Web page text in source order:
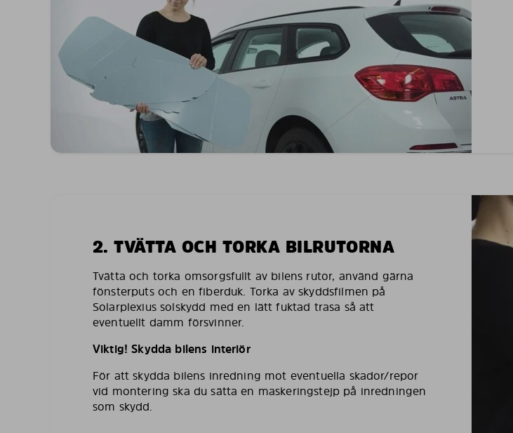
2. TVÄTTA OCH TORKA BILRUTORNA
Tvätta och torka omsorgsfullt av bilens rutor, använd gärna
fönsterputs och en fiberduk. Torka av skyddsfilmen på
Solarplexius solskydd med en lätt fuktad trasa så att
eventuellt damm försvinner.
Viktig! Skydda bilens interiör
För att skydda bilens inredning mot eventuella skador/repor
vid montering ska du sätta en maskeringstejp på inredningen
som skydd.